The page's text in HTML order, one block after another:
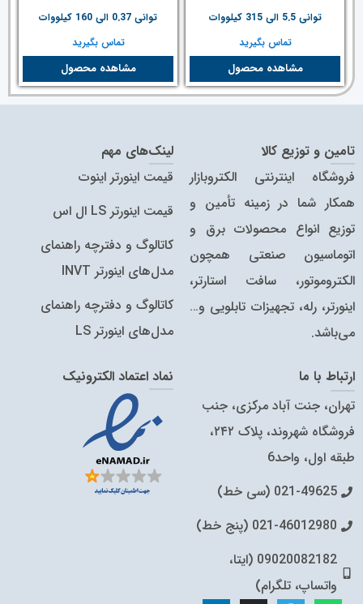
توانی 5.5 الی 315 کیلووات
تماس بگیرید
مشاهده محصول
توانی 0.37 الی 160 کیلووات
تماس بگیرید
مشاهده محصول
تامین و توزیع کالا
فروشگاه اینترنتی الکتروبازار
همکار شما در زمینه تأمین و
توزیع انواع محصولات برق و
اتوماسیون صنعتی همچون
الکتروموتور، سافت استارتر،
اینورتر، رله، تجهیزات تابلویی و…
می‌باشد.
لینک‌های مهم
قیمت اینورتر اینوت
قیمت اینورتر LS ال اس
کاتالوگ و دفترچه راهنمای
مدل‌های اینورتر INVT
کاتالوگ‌ و دفترچه راهنمای
مدل‌های اینورتر LS
ارتباط با ما
تهران، جنت آباد مرکزی، جنب
فروشگاه شهروند، پلاک ۲۴۲،
طبقه اول، واحد6
021-49625 (سی خط)
021-46012980 (پنج خط)
09020082182 (ایتا،
واتساپ، تلگرام)
نماد اعتماد الکترونیک